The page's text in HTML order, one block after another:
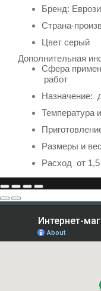
Бренд:
Страна-
Цвет серый
Дополнительная
Сфера
работ
Назначение:
Температура
Размеры и
Расход от 1,5